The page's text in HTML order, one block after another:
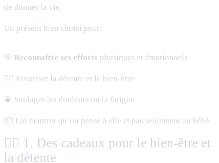
de donner la vie.
Un présent bien choisi peut :
💛 Reconnaître ses efforts physiques et émotionnels
🧘‍♀️ Favoriser la détente et le bien-être
🍵 Soulager les douleurs ou la fatigue
📦 Lui montrer qu’on pense à elle et pas seulement au bébé
🧖‍♀️ 1. Des cadeaux pour le bien-être et
la détente